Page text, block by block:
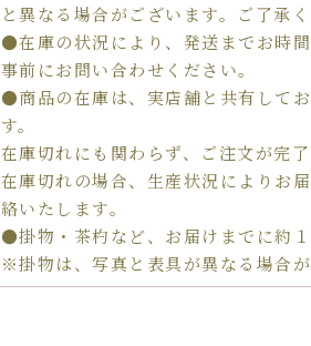
と異なる場合がございます。ご了承く
●在庫の状況により、発送までお時
事前にお問い合わせください。
●商品の在庫は、実店舗と共有して
す。
在庫切れにも関わらず、ご注文が完
在庫切れの場合、生産状況によりお
絡いたします。
●掛物・茶杓など、お届けまでに約
※掛物は、写真と表具が異なる場合が